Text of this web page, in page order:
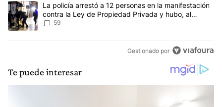
Un artículo de tendencia con el título "La policía arrestó a 12
La policía arrestó a 12 personas en la manifestación
contra la Ley de Propiedad Privada y hubo, al
menos, 3 agentes heridos
59
Gestionado por